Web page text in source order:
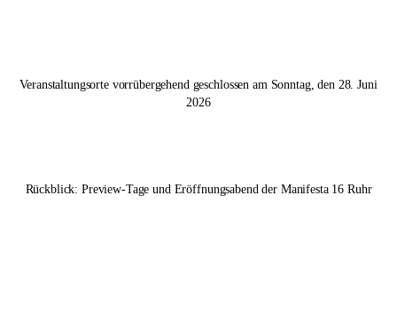
Veranstaltungsorte vorrübergehend geschlossen am Sonntag, den 28. Juni
2026
Rückblick: Preview-Tage und Eröffnungsabend der Manifesta 16 Ruhr